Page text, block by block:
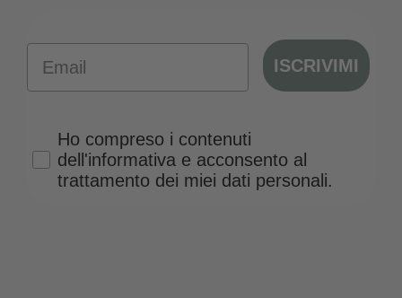
ISCRIVIMI
Privacy Policy
Ho compreso i contenuti
dell'informativa e acconsento al
trattamento dei miei dati personali.